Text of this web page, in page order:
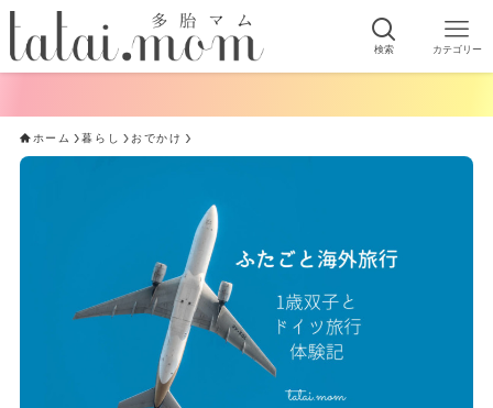
検索 カテゴリー
ホーム 暮らし おでかけ